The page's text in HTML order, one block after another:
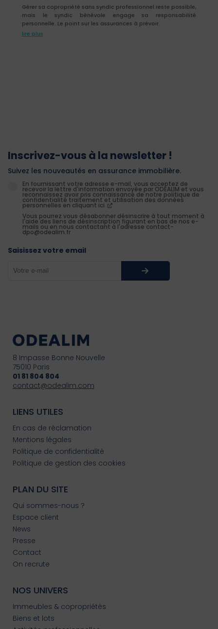
Gérer sa copropriété sans syndic professionnel reste possible,
mais le syndic bénévole engage sa responsabilité
personnelle. Le point sur les assurances à prévoir.
lire plus
Inscrivez-vous à la newsletter !
Suivez les nouveautés en assurance immobilière.
En fournissant votre adresse e-mail, vous acceptez de
recevoir la lettre d'information envoyée par ODEALIM et vous
reconnaissez avoir pris connaissance de notre politique de
confidentialité traitement et utilisation des données
personnelles en cliquant ici
Vous pourrez vous désabonner désinscrire à tout moment à
l'aide des liens de désinscription figurant en bas de nos e-
mails ou en nous contactant à l'adresse contact-
dpo@odealim.fr
Saisissez votre email
8 Impasse Bonne Nouvelle
75010 Paris
01 81 804 804
contact@odealim.com
LIENS UTILES
En cas de réclamation
Mentions légales
Politique de confidentialité
Politique de gestion des cookies
PLAN DU SITE
Qui sommes-nous ?
Espace client
News
Presse
Contact
On recrute
NOS UNIVERS
Immeubles & copropriétés
Biens et lots